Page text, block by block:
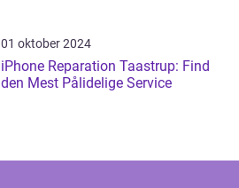
01 oktober 2024
iPhone Reparation Taastrup: Find
den Mest Pålidelige Service